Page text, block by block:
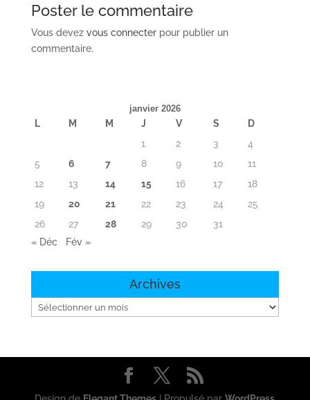
Poster le commentaire
Vous devez vous connecterpour publier un
commentaire.
janvier 2026
L M M J V S
D
1
2 3
4
5
6 7 8 9 10
11
12
13 14 15 16 17
18
19
20 21 22 23 24
25
26
27 28 29 30
31
« Déc
Fév »
Archives
Archives